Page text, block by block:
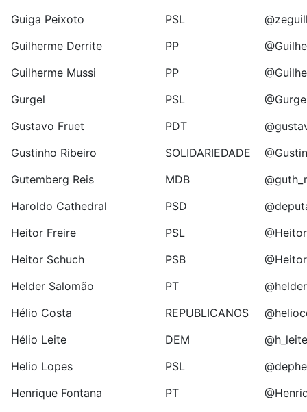
Guiga Peixoto
PSL
Guilherme Derrite
PP
Guilherme Mussi
PP
Gurgel
PSL
Gustavo Fruet
PDT
Gustinho Ribeiro
SOLIDARIEDADE
Gutemberg Reis
MDB
Haroldo Cathedral
PSD
Heitor Freire
PSL
Heitor Schuch
PSB
Helder Salomão
PT
Hélio Costa
REPUBLICANOS
Hélio Leite
DEM
@h_leite
Helio Lopes
PSL
Henrique Fontana
PT